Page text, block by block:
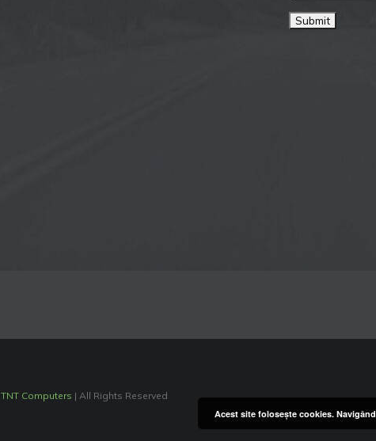
TNT Computers | All Rights Reserved
Acest site foloseşte cookies.